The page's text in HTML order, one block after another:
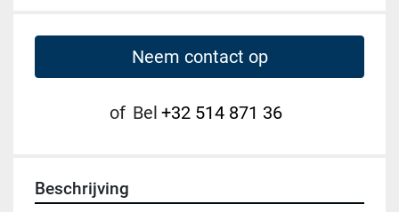
Neem contact op
of Bel +32 514 871 36
Beschrijving